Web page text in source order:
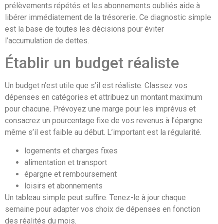
prélèvements répétés et les abonnements oubliés aide à
libérer immédiatement de la trésorerie. Ce diagnostic simple
est la base de toutes les décisions pour éviter
l’accumulation de dettes.
Établir un budget réaliste
Un budget n’est utile que s’il est réaliste. Classez vos
dépenses en catégories et attribuez un montant maximum
pour chacune. Prévoyez une marge pour les imprévus et
consacrez un pourcentage fixe de vos revenus à l’épargne
même s’il est faible au début. L’important est la régularité.
logements et charges fixes
alimentation et transport
épargne et remboursement
loisirs et abonnements
Un tableau simple peut suffire. Tenez-le à jour chaque
semaine pour adapter vos choix de dépenses en fonction
des réalités du mois.